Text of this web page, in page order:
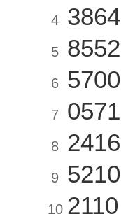
4 3864
5 8552
6 5700
7 0571
8 2416
9 5210
10 2110